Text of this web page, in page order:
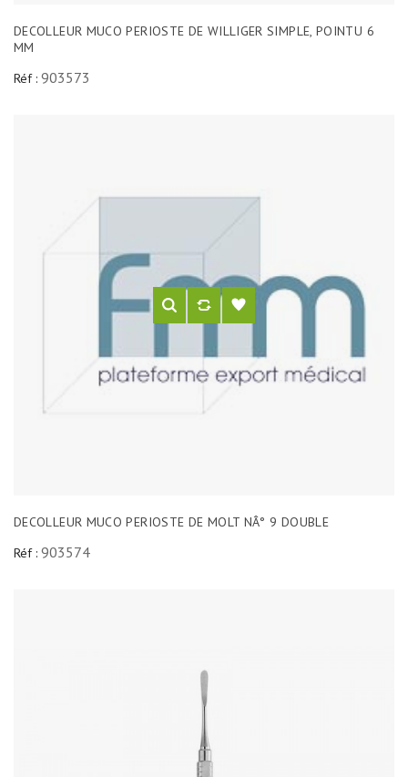
DECOLLEUR MUCO PERIOSTE DE WILLIGER SIMPLE, POINTU 6
MM
Réf : 903573
DECOLLEUR MUCO PERIOSTE DE MOLT NÂ° 9 DOUBLE
Réf : 903574